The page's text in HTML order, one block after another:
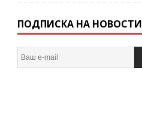
ПОДПИСКА НА НОВОСТИ